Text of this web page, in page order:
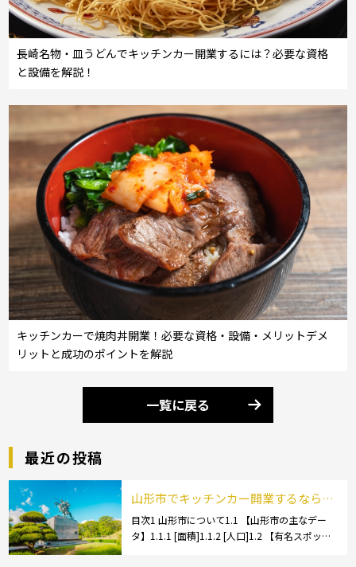
長崎名物・皿うどんでキッチンカー開業するには？必要な資格
と設備を解説！
キッチンカーで焼肉丼開業！必要な資格・設備・メリットデメ
リットと成功のポイントを解説
一覧に戻る
最近の投稿
山形市でキッチンカー開業するなら格
安のレンタル・リース！営業許可取得
の流れも解説！
目次1 山形市について1.1 【山形市の主なデー
タ】1.1.1 [面積]1.1.2 [人口]1.2 【有名スポッ